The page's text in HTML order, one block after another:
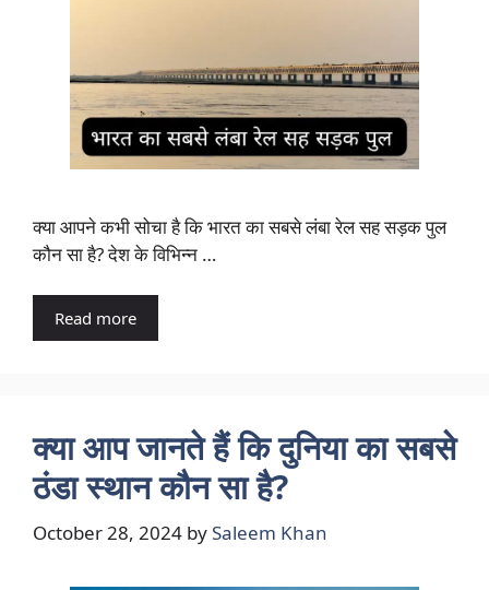
क्या आपने कभी सोचा है कि भारत का सबसे लंबा रेल सह सड़क पुल
कौन सा है? देश के विभिन्न …
Read more
क्या आप जानते हैं कि दुनिया का सबसे
ठंडा स्थान कौन सा है?
October 28, 2024 bySaleem Khan